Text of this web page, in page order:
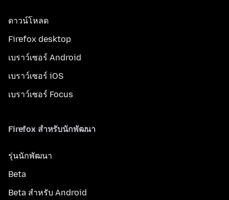
ดาวน์โหลด
Firefox desktop
เบราว์เซอร์ Android
เบราว์เซอร์ iOS
เบราว์เซอร์ Focus
Firefox สำหรับนักพัฒนา
รุ่นนักพัฒนา
Beta
Beta สำหรับ Android